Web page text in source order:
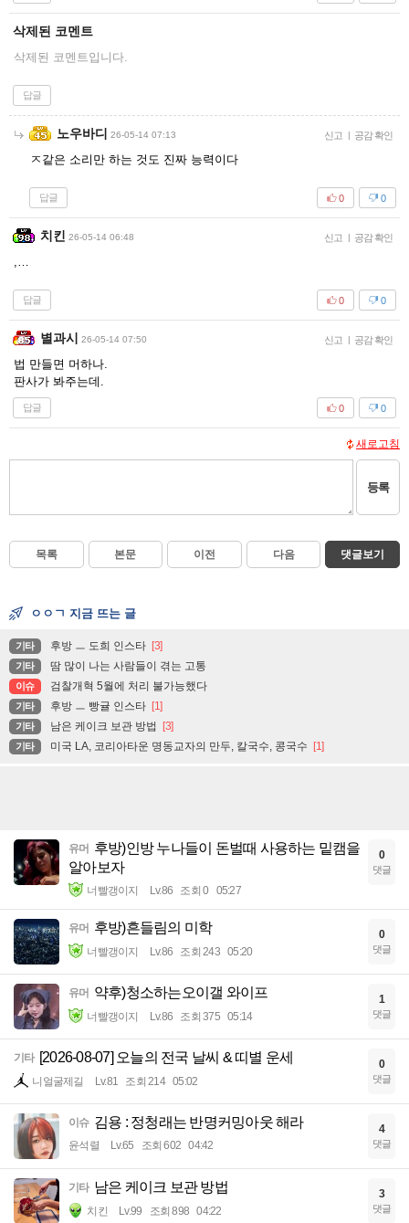
삭제된 코멘트
삭제된 코멘트입니다.
답글
노우바디 26-05-14 07:13 신고 | 공감 확인
ㅈ같은 소리만 하는 것도 진짜 능력이다
답글 0
0
치킨 26-05-14 06:48 신고 | 공감 확인
,…
답글 0
0
별과시 26-05-14 07:50 신고 | 공감 확인
법 만들면 머하나.
판사가 봐주는데.
답글 0
0
새로고침
등록
목록 본문 이전 다음 댓글보기
ㅇㅇㄱ 지금 뜨는 글
기타 후방 ㅡ 도희 인스타 [3]
기타 땀 많이 나는 사람들이 겪는 고통
이슈 검찰개혁 5월에 처리 불가능했다
기타 후방 ㅡ 빵귤 인스타 [1]
기타 남은 케이크 보관 방법 [3]
기타 미국 LA, 코리아타운 명동교자의 만두, 칼국수, 콩국수 [1]
유머 후방)인방 누나들이 돈벌때 사용하는 밑캠을
알아보자
너빨갱이지 Lv.86 조회 0 05:27
0
댓글
유머 후방)흔들림의 미학
너빨갱이지 Lv.86 조회 243 05:20
0
댓글
유머 약후)청소하는오이갤 와이프
너빨갱이지 Lv.86 조회 375 05:14
1
댓글
기타 [2026-08-07] 오늘의 전국 날씨 & 띠별 운세
니얼굴제길 Lv.81 조회 214 05:02
0
댓글
이슈 김용 : 정청래는 반명커밍아웃 해라
윤석렬 Lv.65 조회 602 04:42
4
댓글
기타 남은 케이크 보관 방법
치킨 Lv.99 조회 898 04:22
3
댓글